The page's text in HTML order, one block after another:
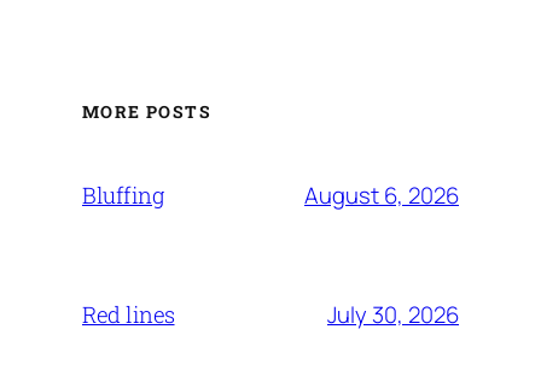
MORE POSTS
Bluffing August 6, 2026
Red lines July 30, 2026